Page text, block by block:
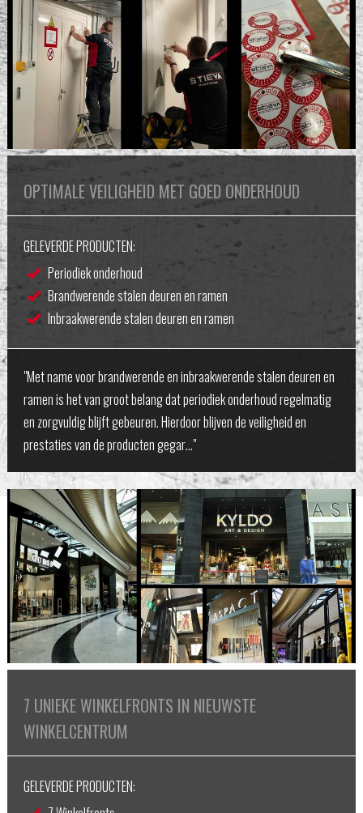
OPTIMALE VEILIGHEID MET GOED ONDERHOUD
GELEVERDE PRODUCTEN:
Periodiek onderhoud
Brandwerende stalen deuren en ramen
Inbraakwerende stalen deuren en ramen
"Met name voor brandwerende en inbraakwerende stalen deuren en
ramen is het van groot belang dat periodiek onderhoud regelmatig
en zorgvuldig blijft gebeuren. Hierdoor blijven de veiligheid en
prestaties van de producten gegar…"
7 UNIEKE WINKELFRONTS IN NIEUWSTE
WINKELCENTRUM
GELEVERDE PRODUCTEN: